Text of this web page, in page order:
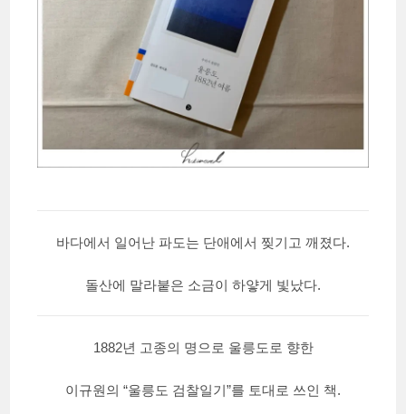
바다에서 일어난 파도는 단애에서 찢기고 깨졌다.
돌산에 말라붙은 소금이 하얗게 빛났다.
1882년 고종의 명으로 울릉도로 향한
이규원의 “울릉도 검찰일기”를 토대로 쓰인 책.